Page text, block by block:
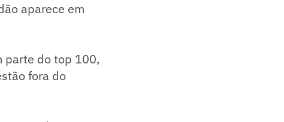
aparece em
parte do top 100,
fora do